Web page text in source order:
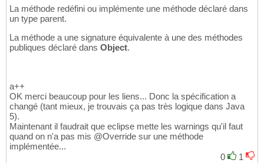
La méthode redéfini ou implémente une méthode déclaré dans
un type parent.
La méthode a une signature équivalente à une des méthodes
publiques déclaré dans Object.
a++
OK merci beaucoup pour les liens... Donc la spécification a
changé (tant mieux, je trouvais ça pas très logique dans Java
5).
Maintenant il faudrait que eclipse mette les warnings qu'il faut
quand on n'a pas mis @Override sur une méthode
implémentée...
0
1